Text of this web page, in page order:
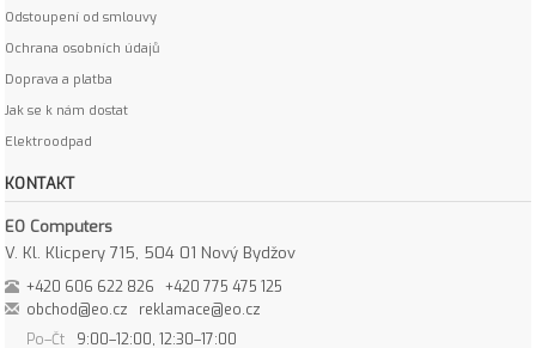
Odstoupení od smlouvy
Ochrana osobních údajů
Doprava a platba
Jak se k nám dostat
Elektroodpad
KONTAKT
EO Computers
V. Kl. Klicpery 715, 504 01 Nový Bydžov
+420 606 622 826
+420 775 475 125
obchod@eo.cz
reklamace@eo.cz
Po–Čt
9:00–12:00, 12:30–17:00